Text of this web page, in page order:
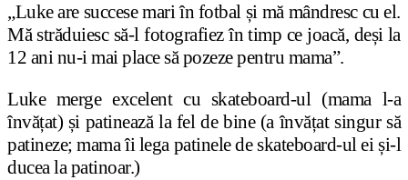
„Luke are succese mari în fotbal și mă mândresc cu el.
Mă străduiesc să-l fotografiez în timp ce joacă, deși la
12 ani nu-i mai place să pozeze pentru mama”.
Luke merge excelent cu skateboard-ul (mama l-a
învățat) și patinează la fel de bine (a învățat singur să
patineze; mama îi lega patinele de skateboard-ul ei și-l
ducea la patinoar.)